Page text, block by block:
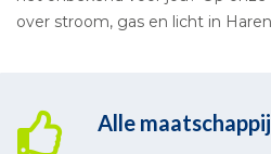
over stroom, gas en licht in
Alle